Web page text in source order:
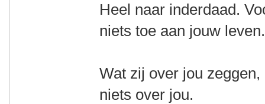
Heel naar inderdaad.
niets toe aan jouw leven.
Wat zij over jou
niets over jou.